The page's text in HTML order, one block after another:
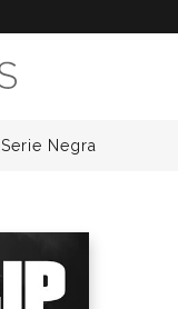
Serie Negra